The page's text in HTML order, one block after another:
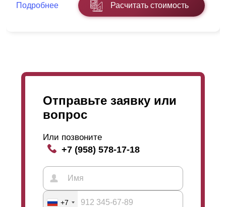
Подробнее Расчитать стоимость
Отправьте заявку или
вопрос
Или позвоните
+7 (958) 578-17-18
+7